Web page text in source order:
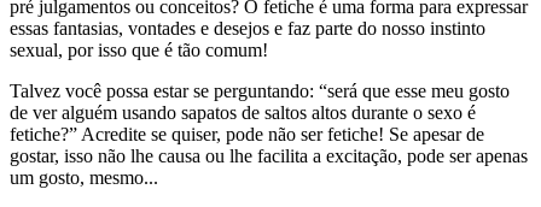
pré julgamentos ou conceitos? O fetiche é uma forma para expressar
essas fantasias, vontades e desejos e faz parte do nosso instinto
sexual, por isso que é tão comum!
Talvez você possa estar se perguntando: “será que esse meu gosto
de ver alguém usando sapatos de saltos altos durante o sexo é
fetiche?” Acredite se quiser, pode não ser fetiche! Se apesar de
gostar, isso não lhe causa ou lhe facilita a excitação, pode ser apenas
um gosto, mesmo...